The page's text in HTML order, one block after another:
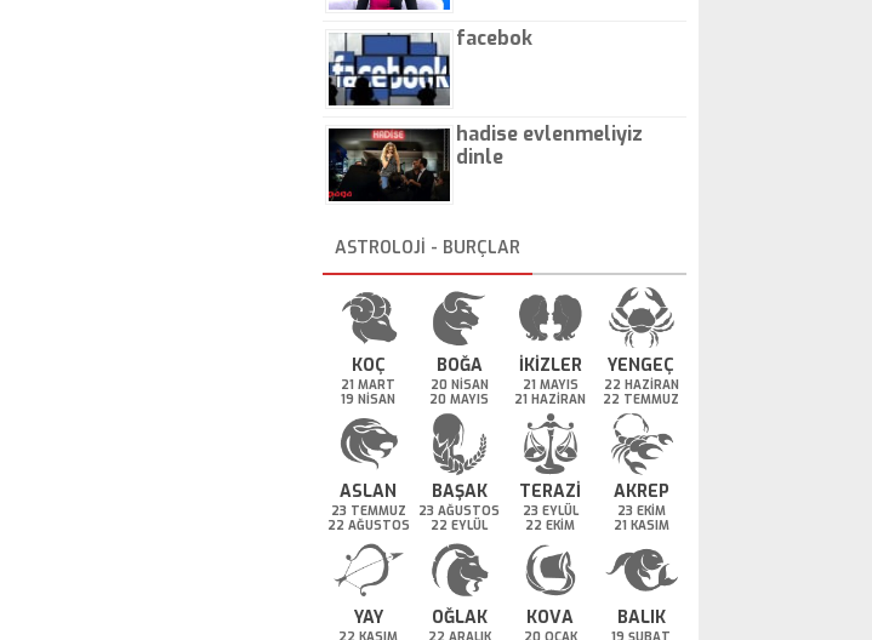
facebok
hadise evlenmeliyiz
dinle
ASTROLOJİ - BURÇLAR
KOÇ
21 MART
19 NİSAN
BOĞA
20 NİSAN
20 MAYIS
İKİZLER
21 MAYIS
21 HAZİRAN
YENGEÇ
22 HAZİRAN
22 TEMMUZ
ASLAN
23 TEMMUZ
22 AĞUSTOS
BAŞAK
23 AĞUSTOS
22 EYLÜL
TERAZİ
23 EYLÜL
22 EKİM
AKREP
23 EKİM
21 KASIM
YAY OĞLAK KOVA BALIK